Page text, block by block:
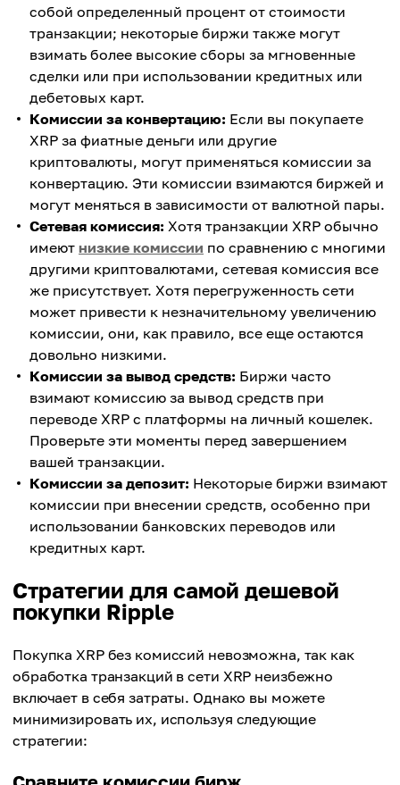
собой определенный процент от стоимости
транзакции; некоторые биржи также могут
взимать более высокие сборы за мгновенные
сделки или при использовании кредитных или
дебетовых карт.
Комиссии за конвертацию: Если вы покупаете
XRP за фиатные деньги или другие
криптовалюты, могут применяться комиссии за
конвертацию. Эти комиссии взимаются биржей и
могут меняться в зависимости от валютной пары.
Сетевая комиссия: Хотя транзакции XRP обычно
имеют низкие комиссии по сравнению с многими
другими криптовалютами, сетевая комиссия все
же присутствует. Хотя перегруженность сети
может привести к незначительному увеличению
комиссии, они, как правило, все еще остаются
довольно низкими.
Комиссии за вывод средств: Биржи часто
взимают комиссию за вывод средств при
переводе XRP с платформы на личный кошелек.
Проверьте эти моменты перед завершением
вашей транзакции.
Комиссии за депозит: Некоторые биржи взимают
комиссии при внесении средств, особенно при
использовании банковских переводов или
кредитных карт.
Стратегии для самой дешевой
покупки Ripple
Покупка XRP без комиссий невозможна, так как
обработка транзакций в сети XRP неизбежно
включает в себя затраты. Однако вы можете
минимизировать их, используя следующие
стратегии: